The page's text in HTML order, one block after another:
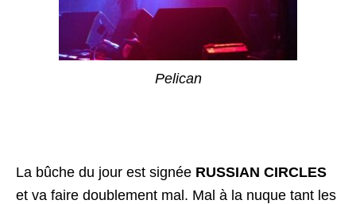
Pelican
La bûche du jour est signée RUSSIAN CIRCLES
et va faire doublement mal. Mal à la nuque tant les